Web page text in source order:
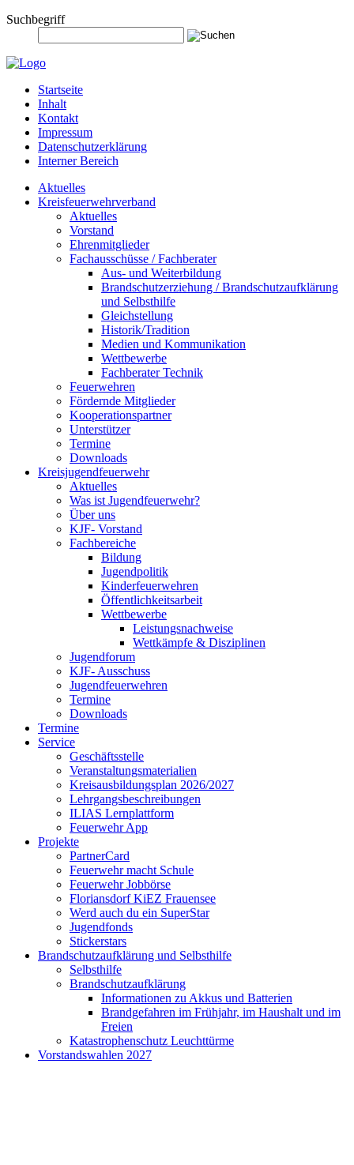
Suchbegriff
Startseite
Inhalt
Kontakt
Impressum
Datenschutzerklärung
Interner Bereich
Aktuelles
Kreisfeuerwehrverband
Aktuelles
Vorstand
Ehrenmitglieder
Fachausschüsse / Fachberater
Aus- und Weiterbildung
Brandschutzerziehung / Brandschutzaufklärung
und Selbsthilfe
Gleichstellung
Historik/Tradition
Medien und Kommunikation
Wettbewerbe
Fachberater Technik
Feuerwehren
Fördernde Mitglieder
Kooperationspartner
Unterstützer
Termine
Downloads
Kreisjugendfeuerwehr
Aktuelles
Was ist Jugendfeuerwehr?
Über uns
KJF- Vorstand
Fachbereiche
Bildung
Jugendpolitik
Kinderfeuerwehren
Öffentlichkeitsarbeit
Wettbewerbe
Leistungsnachweise
Wettkämpfe & Disziplinen
Jugendforum
KJF- Ausschuss
Jugendfeuerwehren
Termine
Downloads
Termine
Service
Geschäftsstelle
Veranstaltungsmaterialien
Kreisausbildungsplan 2026/2027
Lehrgangsbeschreibungen
ILIAS Lernplattform
Feuerwehr App
Projekte
PartnerCard
Feuerwehr macht Schule
Feuerwehr Jobbörse
Floriansdorf KiEZ Frauensee
Werd auch du ein SuperStar
Jugendfonds
Stickerstars
Brandschutzaufklärung und Selbsthilfe
Selbsthilfe
Brandschutzaufklärung
Informationen zu Akkus und Batterien
Brandgefahren im Frühjahr, im Haushalt und im
Freien
Katastrophenschutz Leuchttürme
Vorstandswahlen 2027